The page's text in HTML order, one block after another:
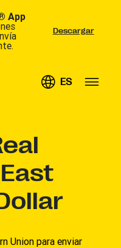
App
Descargar
ES
Union para enviar